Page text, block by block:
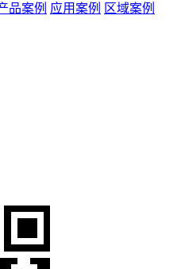
品案例 应用案例 区域案例